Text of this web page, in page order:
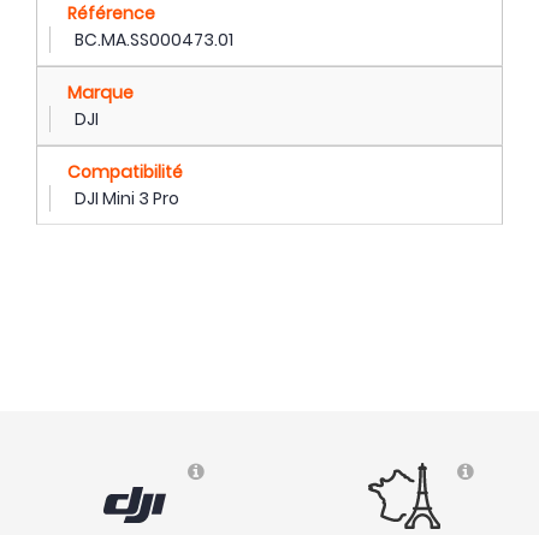
Référence
BC.MA.SS000473.01
Marque
DJI
Compatibilité
DJI Mini 3 Pro